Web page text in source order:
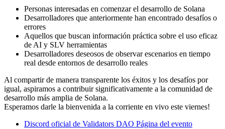
Personas interesadas en comenzar el desarrollo de Solana
Desarrolladores que anteriormente han encontrado desafíos o
errores
Aquellos que buscan información práctica sobre el uso eficaz
de AI y SLV herramientas
Desarrolladores deseosos de observar escenarios en tiempo
real desde entornos de desarrollo reales
Al compartir de manera transparente los éxitos y los desafíos por
igual, aspiramos a contribuir significativamente a la comunidad de
desarrollo más amplia de Solana.
Esperamos darle la bienvenida a la corriente en vivo este viernes!
Discord oficial de Validators DAO Página del evento